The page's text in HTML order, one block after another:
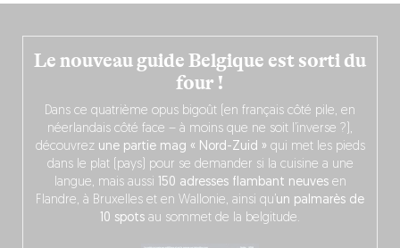
Le nouveau guide Belgique est sorti du
four !
Dans ce quatrième opus bigoût (en français côté pile, en
néerlandais côté face – à moins que ne soit l’inverse ?),
découvrez une partie mag « Nord-Zuid » qui met les pieds
dans le plat (pays) pour se demander si la cuisine a une
langue, mais aussi 150 adresses flambant neuvesen
Flandre, à Bruxelles et en Wallonie, ainsi qu’ un palmarès de
10 spots au sommet de la belgitude.